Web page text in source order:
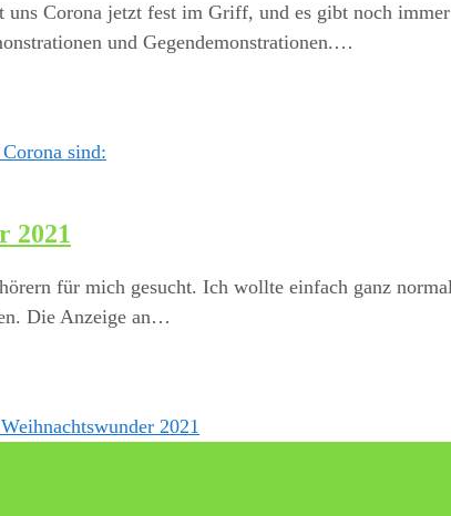
uns Corona jetzt fest im Griff, und es gibt noch
und Gegendemonstrationen.…
2021
für mich gesucht. Ich wollte einfach ganz
Die Anzeige an…